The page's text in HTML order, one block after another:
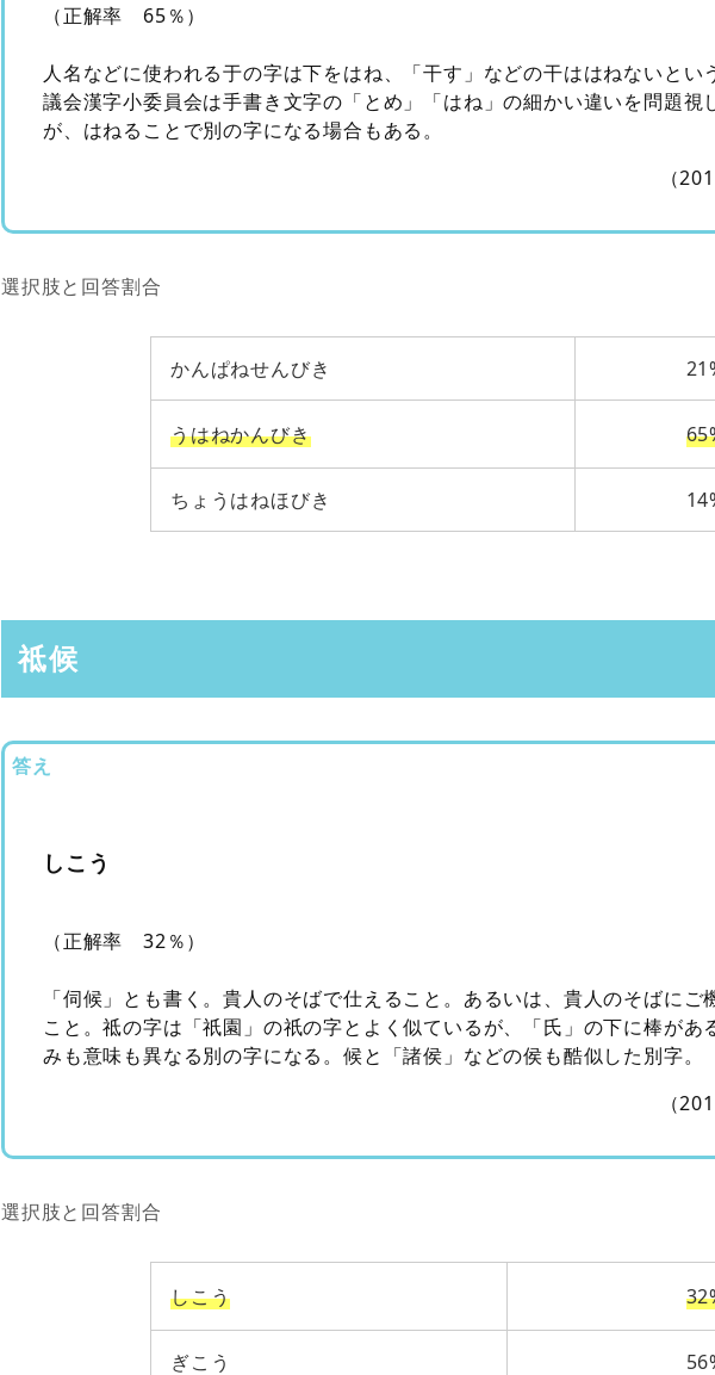
（正解率 65％）
人名などに使われる于の字は下をはね、「干す」などの干ははねないとい
議会漢字小委員会は手書き文字の「とめ」「はね」の細かい違いを問題視
が、はねることで別の字になる場合もある。
（
選択肢と回答割合
かんぱねせんびき
うはねかんびき
ちょうはねほびき
祗候
答え
しこう
（正解率 32％）
「伺候」とも書く。貴人のそばで仕えること。あるいは、貴人のそばにご
こと。祗の字は「祇園」の祇の字とよく似ているが、「氏」の下に棒があ
みも意味も異なる別の字になる。候と「諸侯」などの侯も酷似した別字。
（
選択肢と回答割合
しこう
ぎこう